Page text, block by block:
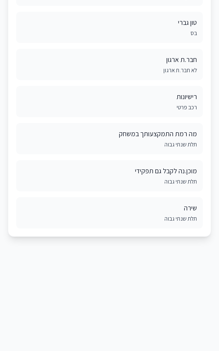
טון גברי
בס
חבר.ת ארגון
לא חבר.ת ארגון
רישיונות
רכב פרטי
מה רמת התמקצעותך במשחק
תלת שנתי גבוה
מוכן.נה לקבל גם תפקידי
תלת שנתי גבוה
שירה
תלת שנתי גבוה